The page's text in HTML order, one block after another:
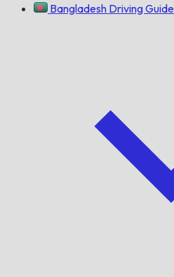
Bangladesh Driving Guide